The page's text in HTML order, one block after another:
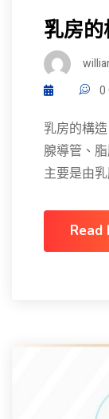
乳房
0
乳房的構
腺導管、
主要是由
Read